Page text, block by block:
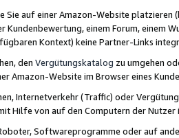
Sie auf einer Amazon-Website
Kundenbewertung, einem Forum, einem
Kontext) keine Partner-Links
den Vergütungskatalog zu umgehen
Amazon-Website im Browser eines
Internetverkehr (Traffic) oder
Hilfe von auf den Computern der
Softwareprogramme oder auf